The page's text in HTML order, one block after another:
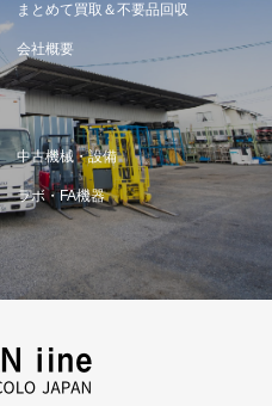
まとめて買取＆不要品回収
会社概要
中古機械・設備
ラボ・FA機器